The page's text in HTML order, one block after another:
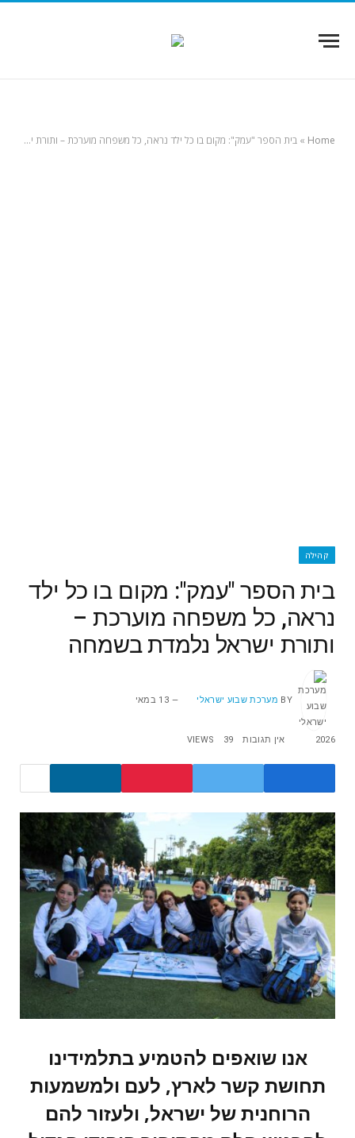
Home
» בית הספר "עמק": מקום בו כל ילד נראה, כל משפחה מוערכת – ותורת ישראל נלמדת בשמחה
קהילה
בית הספר "עמק": מקום בו כל ילד
נראה, כל משפחה מוערכת –
ותורת ישראל נלמדת בשמחה
BY מערכת שבוע ישראלי 13 במאי
2026 אין תגובות 39
VIEWS
אנו שואפים להטמיע בתלמידינו
תחושת קשר לארץ, לעם ולמשמעות
הרוחנית של ישראל, ולעזור להם